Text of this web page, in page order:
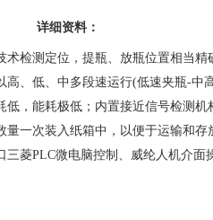
详细资料：
术检测定位，提瓶、放瓶位置相当
、低、中多段速运行(低速夹瓶-
，能耗极低；内置接近信号检测
一次装入纸箱中，以便于运输和
菱PLC微电脑控制、威纶人机介